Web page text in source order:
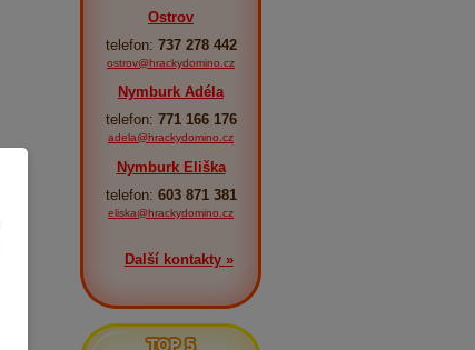
Ostrov
telefon: 737 278 442
ostrov@hrackydomino.cz
Nymburk Adéla
telefon: 771 166 176
adela@hrackydomino.cz
Nymburk Eliška
telefon: 603 871 381
eliska@hrackydomino.cz
Další kontakty »
TOP 5